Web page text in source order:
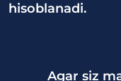
hisoblanadi.
Agar siz